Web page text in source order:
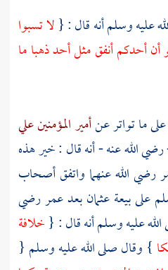
عليه وسلم أنه قال : {لا تسبوا
أحدكم أنفق مثل أحد ذهبا ما
على ما تواتر عنأمير المؤمنين علي
الله عنه - أنه قال : خير هذه
رضي الله عنهما واتفق أصحاب
على بيعةعثمانبعدعمررضي
عليه وسلم أنه قال : {خلافة
} وقال صلى الله عليه وسلم {